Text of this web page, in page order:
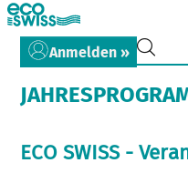
ECO SWISS -
Anmelden »